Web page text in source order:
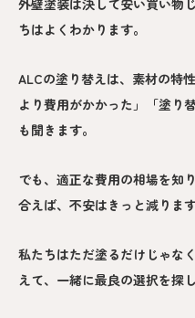
ちはよくわかります。
ALCの塗り替えは、素材の特
より費用がかかった」「塗り
も聞きます。
でも、適正な費用の相場を知
合えば、不安はきっと減ります
私たちはただ塗るだけじゃな
えて、一緒に最良の選択を探し